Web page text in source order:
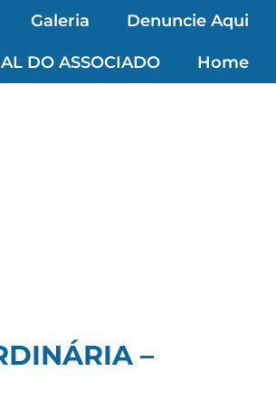
Galeria Denuncie Aqui
DO ASSOCIADO Home
–